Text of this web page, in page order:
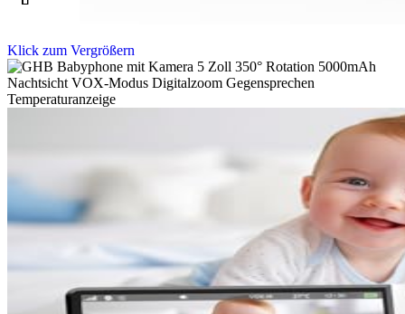
Klick zum Vergrößern